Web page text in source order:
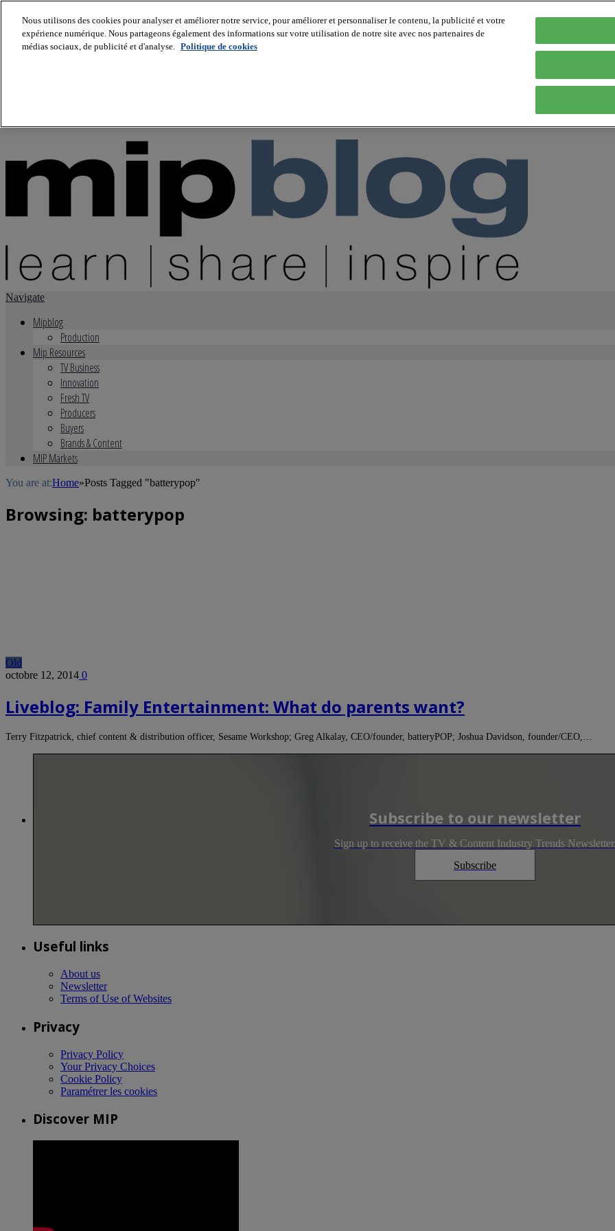
About us
Navigate
Mipblog
Production
Mip Resources
TV Business
Innovation
Fresh TV
Producers
Buyers
Brands & Content
MIP Markets
You are at:Home»Posts Tagged "batterypop"
Browsing: batterypop
Old
octobre 12, 2014 0
Liveblog: Family Entertainment: What do parents want?
Terry Fitzpatrick, chief content & distribution officer, Sesame Workshop; Greg Alkalay, CEO/founder, batteryPOP; Joshua Davidson, founder/CEO,…
Subscribe to our newsletter
Sign up to receive the TV & Content Industry Trends
Subscribe
Useful links
About us
Newsletter
Terms of Use of Websites
Privacy
Privacy Policy
Your Privacy Choices
Cookie Policy
Paramétrer les cookies
Discover MIP
Nous utilisons des cookies pour analyser et améliorer notre service, pour améliorer et personnaliser le contenu, la publicité et votre
expérience numérique. Nous partageons également des informations sur votre utilisation de notre site avec nos partenaires de
médias sociaux, de publicité et d'analyse. Politique de cookies